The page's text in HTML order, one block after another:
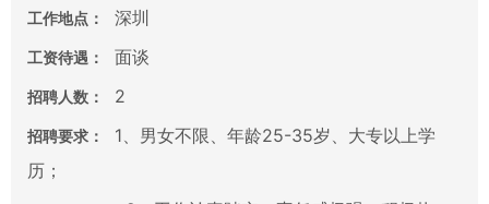
工作地点： 深圳
工资待遇： 面谈
招聘人数： 2
招聘要求：
1、男女不限、年龄25-35岁、大专以上学
历；